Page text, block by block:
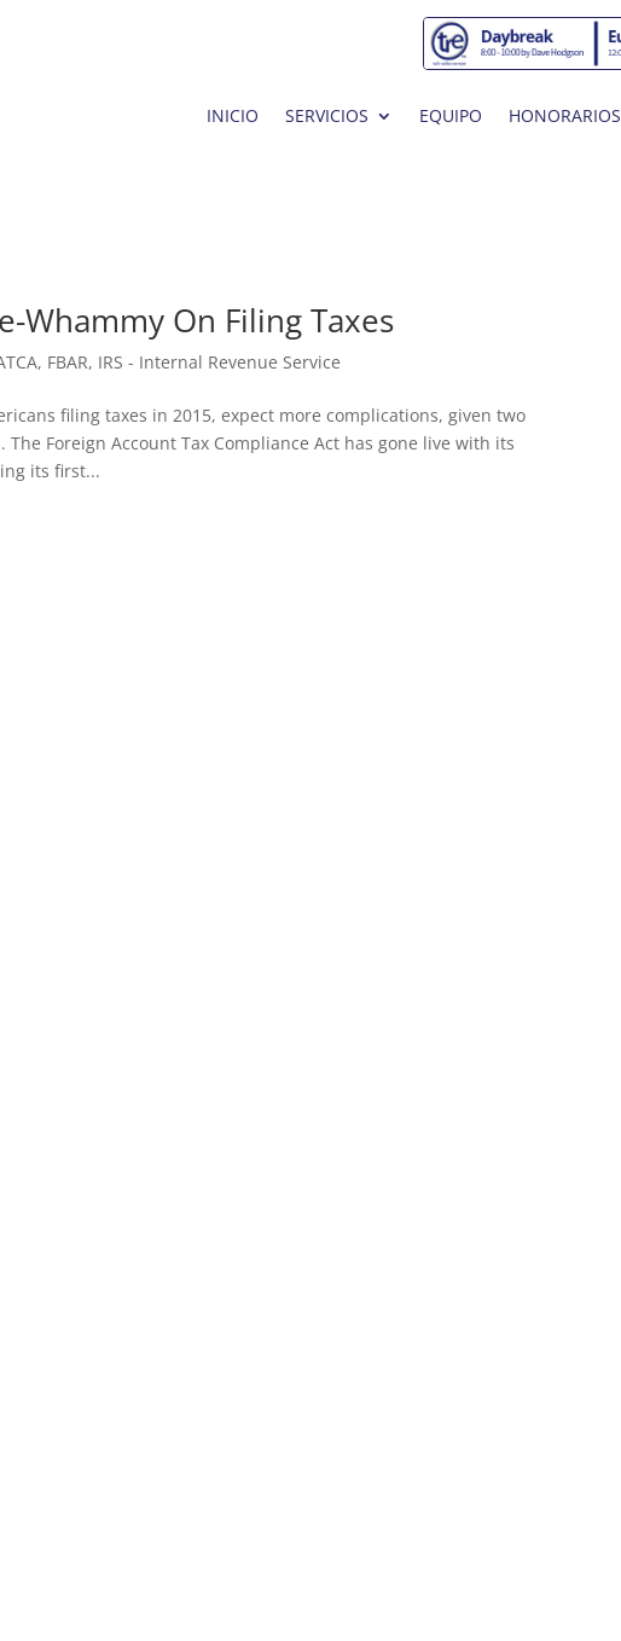
INICIO SERVICIOS EQUIPO HONORARIOS
Whammy On Filing Taxes
, FBAR, IRS - Internal Revenue Service
filing taxes in 2015, expect more complications, given two
Foreign Account Tax Compliance Act has gone live with its
its first...